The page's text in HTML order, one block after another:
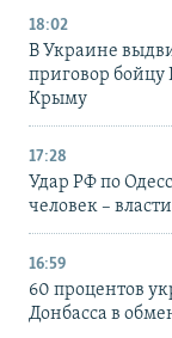
18:02
В Украине
приговор
Крыму
17:28
Удар РФ по
человек – власти
16:59
60 процентов
Донбасса в